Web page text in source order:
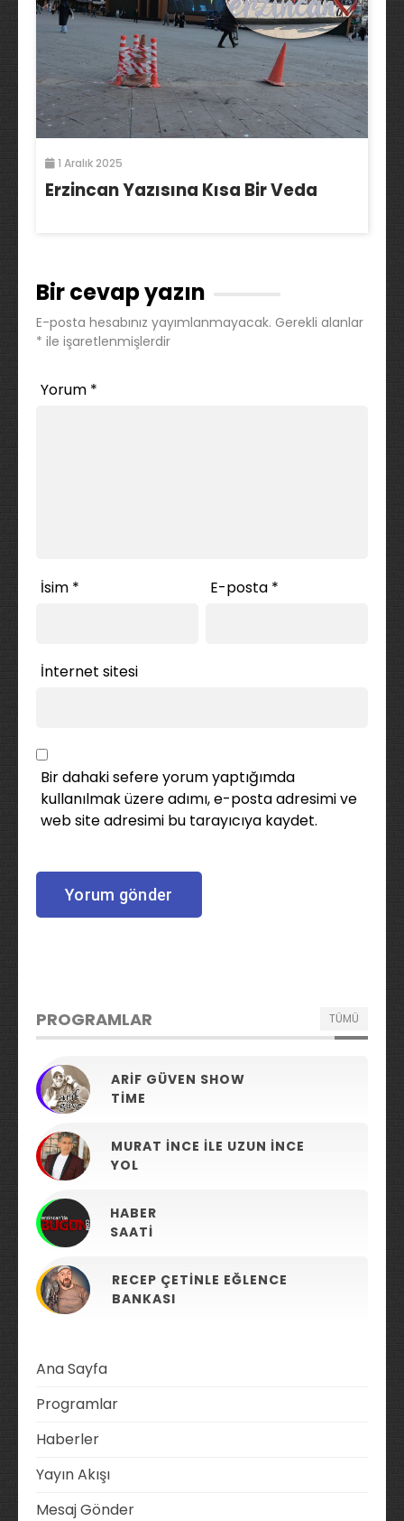
1 Aralık 2025
Erzincan Yazısına Kısa Bir Veda
Bir cevap yazın
E-posta hesabınız yayımlanmayacak. Gerekli alanlar
* ile işaretlenmişlerdir
Yorum *
İsim * E-posta *
İnternet sitesi
Bir dahaki sefere yorum yaptığımda
kullanılmak üzere adımı, e-posta adresimi ve
web site adresimi bu tarayıcıya kaydet.
PROGRAMLAR TÜMÜ
ARIF GÜVEN SHOW
TIME
MURAT İNCE ILE UZUN İNCE
YOL
HABER
SAATI
RECEP ÇETINLE EĞLENCE
BANKASI
Ana Sayfa
Programlar
Haberler
Yayın Akışı
Mesaj Gönder